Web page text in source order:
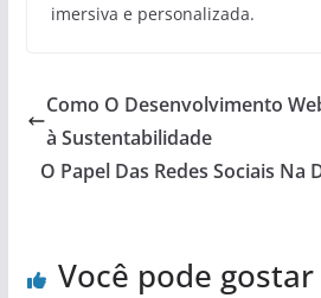
imersiva e personalizada.
Como O Desenvolvimento
à Sustentabilidade
O Papel Das Redes Sociais Na
Você pode